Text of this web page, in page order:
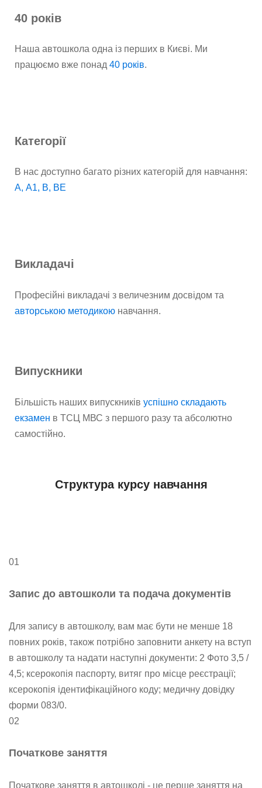
40 років
Наша автошкола одна із перших в Києві. Ми
працюємо вже понад 40 років.
Категорії
В нас доступно багато різних категорій для навчання:
А, А1, В, ВЕ
Викладачі
Професійні викладачі з величезним досвідом та
авторською методикою навчання.
Випускники
Більшість наших випускників успішно складають
екзамен в ТСЦ МВС з першого разу та абсолютно
самостійно.
Структура курсу навчання
01
Запис до автошколи та подача документів
Для запису в автошколу, вам має бути не менше 18
повних років, також потрібно заповнити анкету на вступ
в автошколу та надати наступні документи: 2 Фото 3,5 /
4,5; ксерокопія паспорту, витяг про місце реєстрації;
ксерокопія ідентифікаційного коду; медичну довідку
форми 083/0.
02
Початкове заняття
Початкове заняття в автошколі - це перше заняття на